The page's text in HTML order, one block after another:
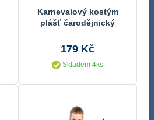
Karnevalový kostým
plášť čarodějnický
179 Kč
Skladem 4ks